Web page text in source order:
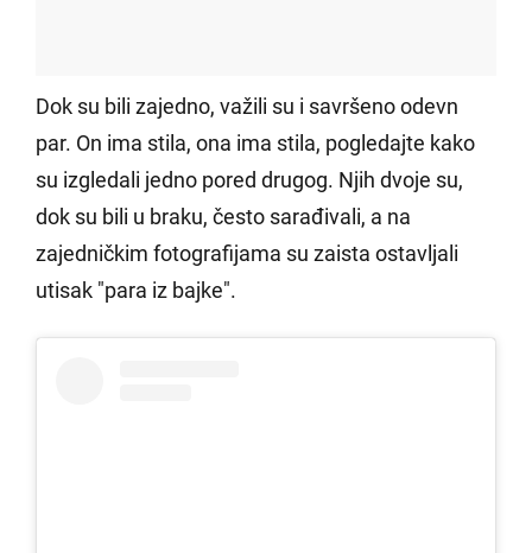
Dok su bili zajedno, važili su i savršeno odevn
par. On ima stila, ona ima stila, pogledajte kako
su izgledali jedno pored drugog. Njih dvoje su,
dok su bili u braku, često sarađivali, a na
zajedničkim fotografijama su zaista ostavljali
utisak "para iz bajke".